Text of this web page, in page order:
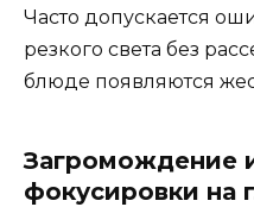
Часто допускается
резкого света без
блюде появляются
Загромождение
фокусировки на